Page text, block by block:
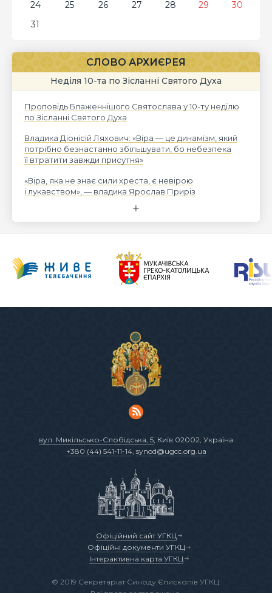
24
25 26 27 28 29
30
31
СЛОВО АРХИЄРЕЯ
Неділя 10-та по Зісланні Святого Духа
Проповідь Блаженнішого Святослава у 10-ту неділю
по Зісланні Святого Духа
Владика Діонісій Ляхович: «Віра — це динамізм, який
потрібно безнастанно збільшувати, бо небезпека
її втратити завжди присутня»
«Віра, яка не знає сили хреста, є невірою
і лукавством», — владика Ярослав Приріз
вул. Микільсько-Слобідська, 5 , Київ 02002, Україна
+380 (44) 541-11-14, synod@ugcc.org.ua
Офіційний сайт УГКЦ
Офіційні документи УГКЦ
Інтерактивна карта УГКЦ
© 2019 Секретаріат Синоду Єпископів УГКЦ.